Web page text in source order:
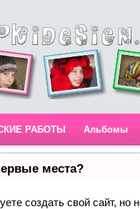
РАБОТЫ Альбомы
места?
создать свой сайт, но